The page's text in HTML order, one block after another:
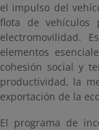
el impulso del
flota de vehículos
electromovilidad.
elementos
cohesión social y
productividad, la
exportación de la
El programa de